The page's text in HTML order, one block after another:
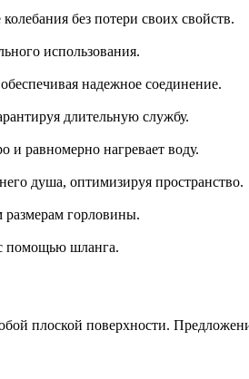
без потери своих свойств.
использования.
надежное соединение.
длительную службу.
и равномерно нагревает воду.
душа, оптимизируя пространство.
размерам горловины.
помощью шланга.
плоской поверхности.